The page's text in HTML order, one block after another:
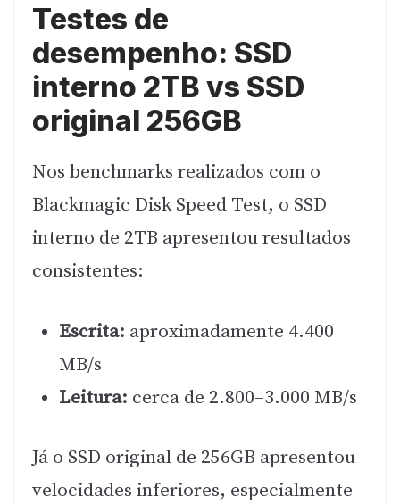
Testes de
desempenho: SSD
interno 2TB vs SSD
original 256GB
Nos benchmarks realizados com o
Blackmagic Disk Speed Test, o SSD
interno de 2TB apresentou resultados
consistentes:
Escrita: aproximadamente 4.400
MB/s
Leitura: cerca de 2.800–3.000 MB/s
Já o SSD original de 256GB apresentou
velocidades inferiores, especialmente